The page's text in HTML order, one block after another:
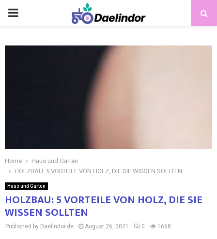
Home
Haus und Garten
HOLZBAU: 5 VORTEILE VON HOLZ, DIE SIE WISSEN SOLLTEN
Haus und Garten
HOLZBAU: 5 VORTEILE VON HOLZ, DIE SIE
WISSEN SOLLTEN
Published by Daelindor.de August 26, 2021 0 1668